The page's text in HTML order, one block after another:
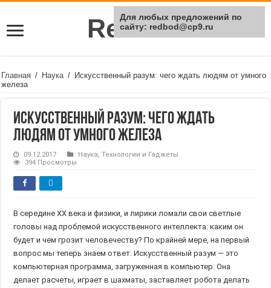
Rei Red
Главная / Наука / Искусственный разум: чего ждать людям от умного
железа
Искусственный разум: чего ждать
людям от умного железа
09.12.2017 Наука,Технологии и Гаджеты
394 Просмотры
В середине XX века и физики, и лирики ломали свои светлые
головы над проблемой искусственного интеллекта: каким он
будет и чем грозит человечеству? По крайней мере, на первый
вопрос мы теперь знаем ответ. Искусственный разум — это
компьютерная программа, загруженная в компьютер. Она
делает расчеты, играет в шахматы, заставляет робота делать
Для любых предложений по
сайту: redbod@cp9.ru